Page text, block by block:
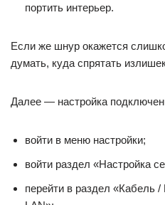
портить интерьер.
Если же шнур окажется
думать, куда спрятать
Далее — настройка
войти в меню настройки;
войти раздел «Настройка
перейти в раздел «Кабель